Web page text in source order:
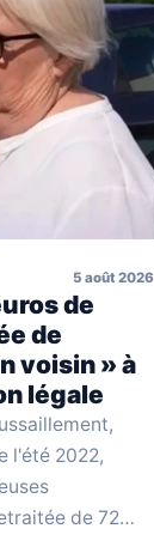
5 août 2026
de
de
voisin » à
légale
l'été 2022,
de 72…